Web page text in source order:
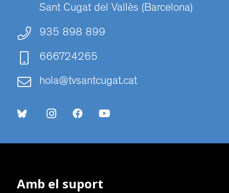
Sant Cugat del Vallès (Barcelona)
935 898 899
666724265
hola@tvsantcugat.cat
Amb el suport